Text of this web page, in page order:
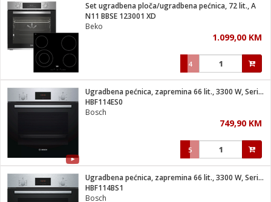
Sušilica
za kosu
brijanje
Set ugradbena ploča/ugradbena pećnica, 72 lit., A
N11 BBSE 123001 XD
Beko
1.099,00 KM
4
Ugradbena pećnica, zapremina 66 lit., 3300 W, Serie 2, A
HBF114ES0
Bosch
749,90 KM
5
Ugradbena pećnica, zapremina 66 lit., 3300 W, Serie 2, A
HBF114BS1
Bosch